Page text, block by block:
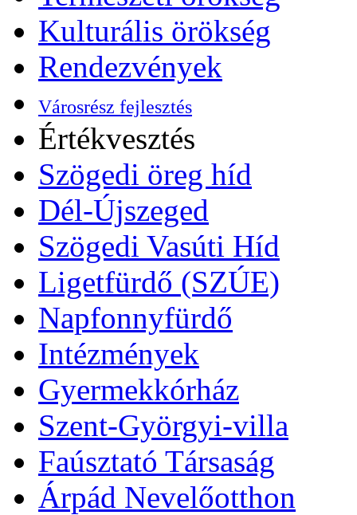
Kulturális örökség
Rendezvények
Városrész fejlesztés
Értékvesztés
Szögedi öreg híd
Dél-Újszeged
Szögedi Vasúti Híd
Ligetfürdő (SZÚE)
Napfonnyfürdő
Intézmények
Gyermekkórház
Szent-Györgyi-villa
Faúsztató Társaság
Árpád Nevelőotthon